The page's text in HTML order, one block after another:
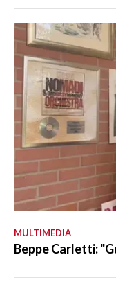
MULTIMEDIA
Beppe Carletti: